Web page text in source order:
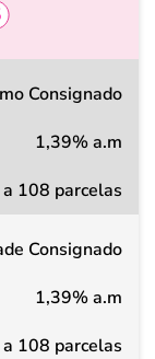
Consignado
1,39% a.m
108 parcelas
Consignado
1,39% a.m
108 parcelas